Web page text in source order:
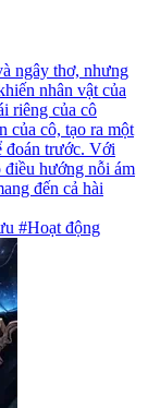
ngây thơ, nhưng
nhân vật của
riêng của cô
của cô, tạo ra một
đoán trước. Với
điều hướng nỗi ám
đến cả hài
#Hoạt động